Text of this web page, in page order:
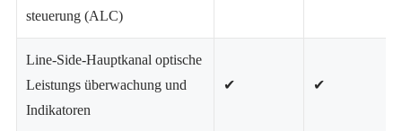
steuerung (ALC)
Line-Side-Hauptkanal optische
Leistungs überwachung und
Indikatoren
✔ ✔